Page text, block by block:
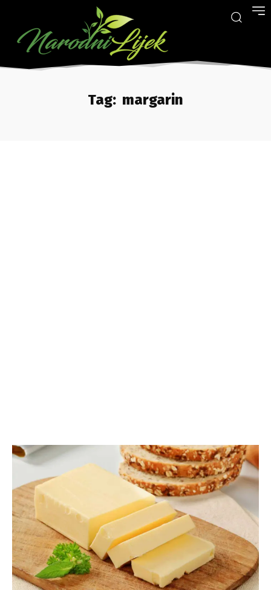
Tag: margarin